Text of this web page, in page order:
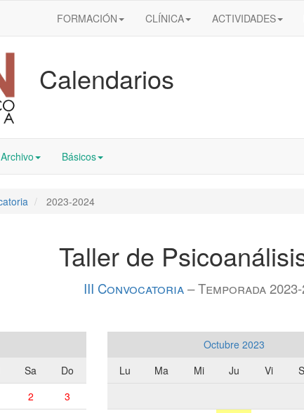
FORMACIÓN CLÍNICA ACTIVIDADES
Calendarios
Archivo Básicos
2023-2024
Taller de
III Convocatoria– Temporada
Sa
Do
2
3
Octubre 2023
Lu
Ma Mi Ju Vi